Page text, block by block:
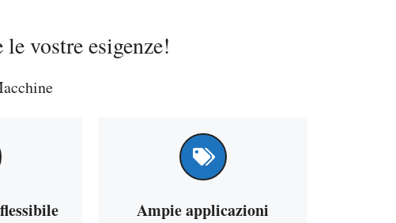
le vostre esigenze!
Ampie applicazioni